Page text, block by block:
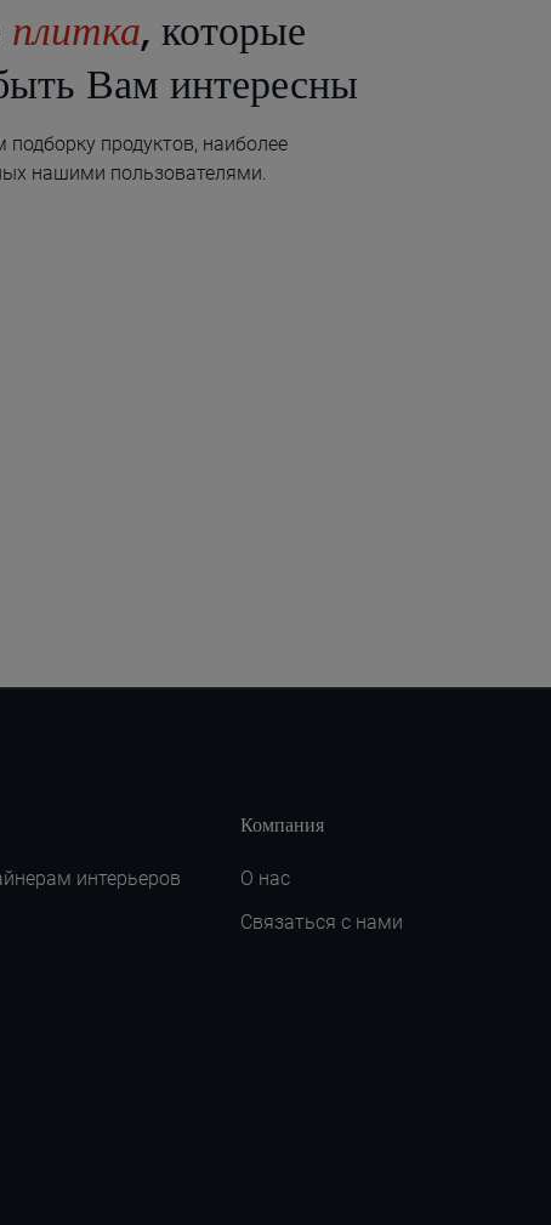
плитка, которые
Вам интересны
подборку продуктов, наиболее
нашими пользователями.
интерьеров
Компания
О нас
Связаться с нами